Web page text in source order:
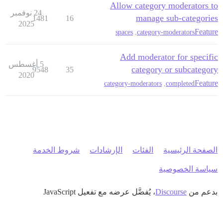
Allow category moderators to
manage sub-categories
Feature
category-moderators
spaces
16
1481
24 نوفمبر
2025
Add moderator for specific
category or subcategory
Feature
completed
category-moderators
35
9548
5 أغسطس
2020
الصفحة الرئيسية الفئات الإرشادات شروط الخدمة
سياسة الخصوصية
بدعم من Discourse، يُفضَّل عرضه مع تفعيل JavaScript